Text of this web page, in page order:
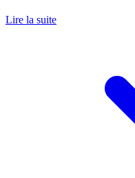
Lire la suite